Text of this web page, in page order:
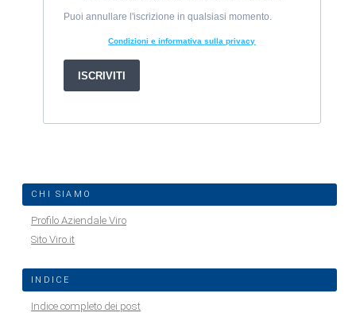
CHI SIAMO
Profilo Aziendale Viro
Sito Viro.it
INDICE
Indice completo dei post